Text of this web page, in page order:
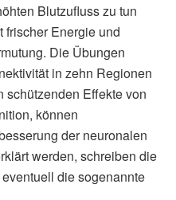
Blutzufluss zu tun
frischer Energie und
Die Übungen
in zehn Regionen
schützenden Effekte von
können
der neuronalen
werden, schreiben die
die sogenannte